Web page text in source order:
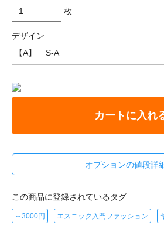
枚
デザイン
カートに入れ
オプションの値段詳
この商品に登録されているタグ
～3000円 エスニック入門ファッション